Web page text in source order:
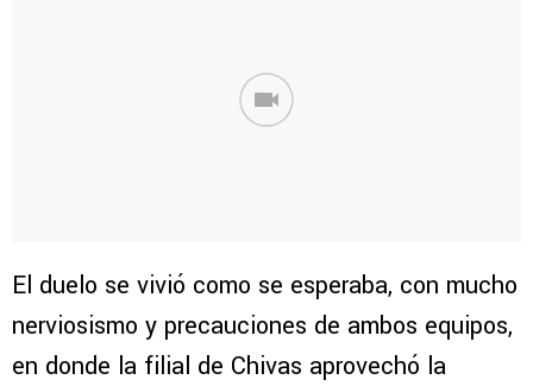
El duelo se vivió como se esperaba, con mucho
nerviosismo y precauciones de ambos equipos,
en donde la filial de Chivas aprovechó la